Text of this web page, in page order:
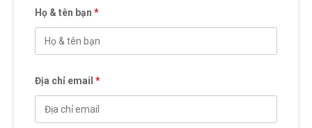
Họ & tên bạn *
Địa chỉ email *